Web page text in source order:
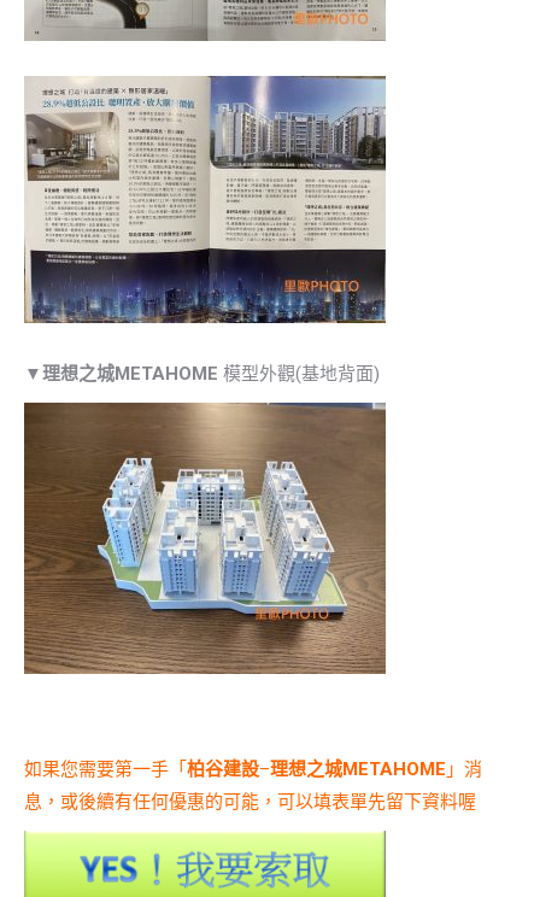
▼理想之城METAHOME 模型外觀(基地背面)
如果您需要第一手「 柏谷建設–理想之城METAHOME 」消
息，或後續有任何優惠的可能，可以填表單先留下資料喔